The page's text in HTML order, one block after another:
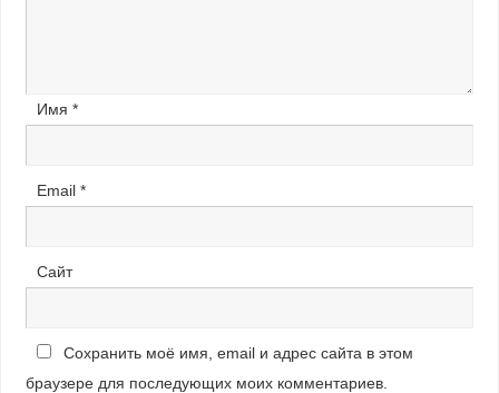
Имя *
Email *
Сайт
Сохранить моё имя, email и адрес сайта в этом
браузере для последующих моих комментариев.